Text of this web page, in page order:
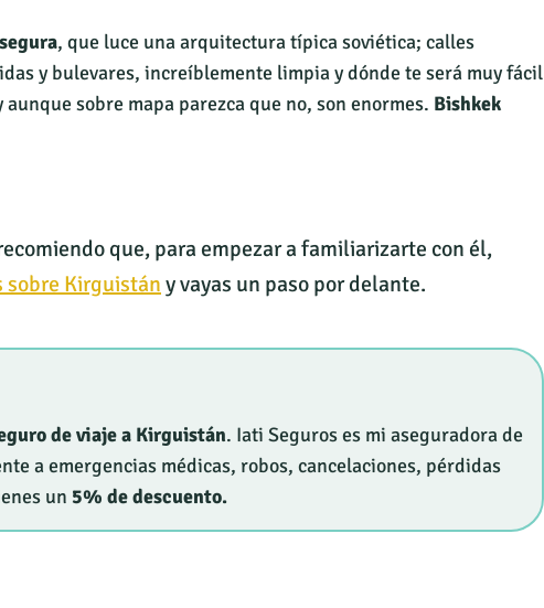
, que luce una arquitectura típica soviética; calles
y bulevares, increíblemente limpia y dónde te será muy fácil
sobre mapa parezca que no, son enormes. Bishkek
que, para empezar a familiarizarte con él,
sobre Kirguistány vayas un paso por delante.
de viaje a Kirguistán. Iati Seguros es mi aseguradora de
a emergencias médicas, robos, cancelaciones, pérdidas
un 5% de descuento.